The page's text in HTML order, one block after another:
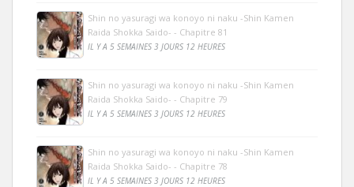
Shin no yasuragi wa konoyo ni naku -Shin Kamen
Raida Shokka Saido- - Chapitre 81
IL Y A 5 SEMAINES 3 JOURS 12 HEURES
Shin no yasuragi wa konoyo ni naku -Shin Kamen
Raida Shokka Saido- - Chapitre 79
IL Y A 5 SEMAINES 3 JOURS 12 HEURES
Shin no yasuragi wa konoyo ni naku -Shin Kamen
Raida Shokka Saido- - Chapitre 78
IL Y A 5 SEMAINES 3 JOURS 12 HEURES